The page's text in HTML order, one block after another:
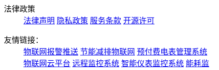
法律政策
法律声明 隐私政策 服务条款 开源许可
友情链接：
物联网报警推送 节能减排物联网 预付费电表管理系统
物联网云平台 远程监控系统 智能仪表监控系统 能耗监